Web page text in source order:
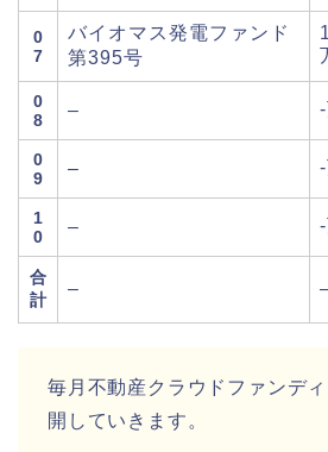
0
7
バイオマス発電ファンド
第395号
1
0
8
–
0
9
–
1
0
–
合
計
–
毎月不動産クラウドファンデ
開していきます。